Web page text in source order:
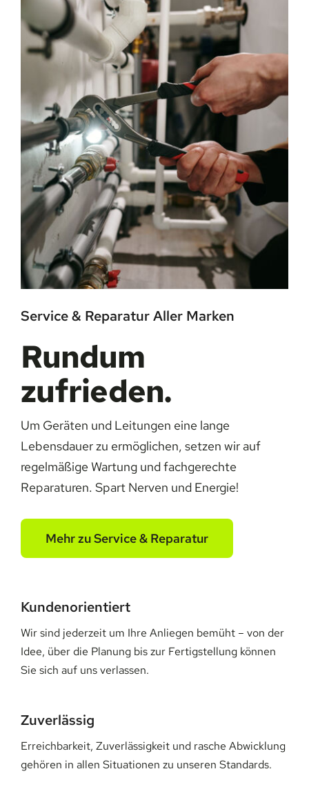
Service & Reparatur Aller Marken
Rundum
zufrieden.
Um Geräten und Leitungen eine lange
Lebensdauer zu ermöglichen, setzen wir auf
regelmäßige Wartung und fachgerechte
Reparaturen. Spart Nerven und Energie!
Mehr zu Service & Reparatur
Kundenorientiert
Wir sind jederzeit um Ihre Anliegen bemüht – von der
Idee, über die Planung bis zur Fertigstellung können
Sie sich auf uns verlassen.
Zuverlässig
Erreichbarkeit, Zuverlässigkeit und rasche Abwicklung
gehören in allen Situationen zu unseren Standards.